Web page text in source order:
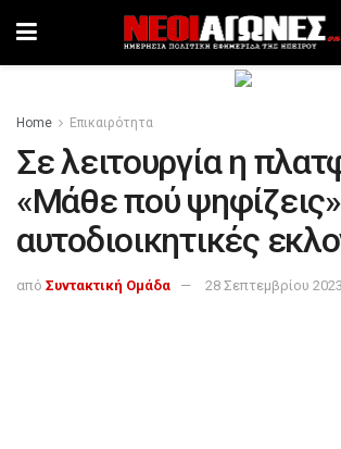
Home Επικαιρότητα
Σε λειτουργία η
«Μάθε πού ψηφίζεις»
αυτοδιοικητικές
από Συντακτική Ομάδα 28 Σεπτεμβρίου 2023